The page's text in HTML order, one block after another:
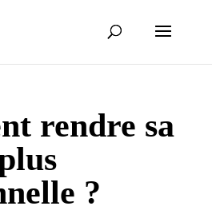
rendre sa
?